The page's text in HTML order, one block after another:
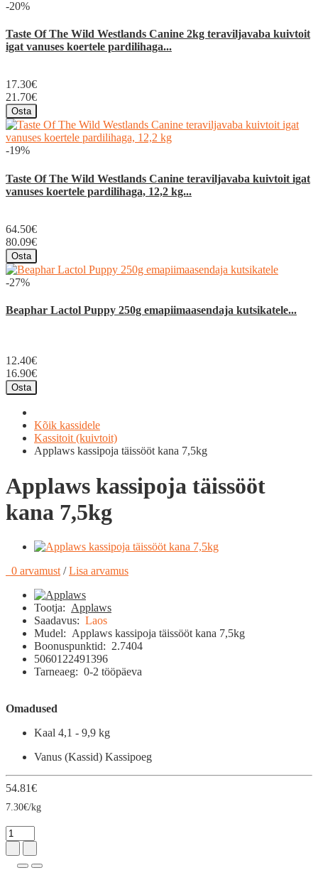
-20%
Taste Of The Wild Westlands Canine 2kg teraviljavaba kuivtoit
igat vanuses koertele pardilihaga...
17.30€
21.70€
Osta
-19%
Taste Of The Wild Westlands Canine teraviljavaba kuivtoit igat
vanuses koertele pardilihaga, 12,2 kg...
64.50€
80.09€
Osta
-27%
Beaphar Lactol Puppy 250g emapiimaasendaja kutsikatele...
12.40€
16.90€
Osta
Kõik kassidele
Kassitoit (kuivtoit)
Applaws kassipoja täissööt kana 7,5kg
Applaws kassipoja täissööt
kana 7,5kg
0 arvamust / Lisa arvamus
Tootja: Applaws
Saadavus: Laos
Mudel: Applaws kassipoja täissööt kana 7,5kg
Boonuspunktid: 2.7404
5060122491396
Tarneaeg: 0-2 tööpäeva
Omadused
Kaal 4,1 - 9,9 kg
Vanus (Kassid) Kassipoeg
54.81€
7.30€/kg